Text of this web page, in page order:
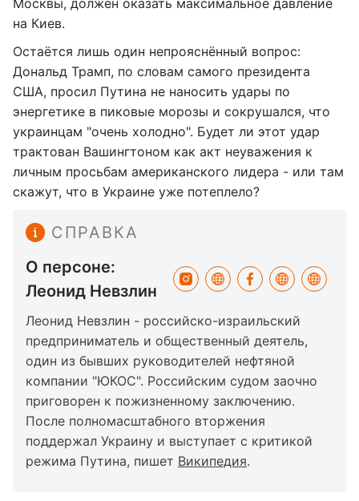
Москвы, должен оказать максимальное давление
на Киев.
Остаётся лишь один непрояснённый вопрос:
Дональд Трамп, по словам самого президента
США, просил Путина не наносить удары по
энергетике в пиковые морозы и сокрушался, что
украинцам "очень холодно". Будет ли этот удар
трактован Вашингтоном как акт неуважения к
личным просьбам американского лидера - или там
скажут, что в Украине уже потеплело?
СПРАВКА
О персоне:
Леонид Невзлин
Леонид Невзлин - российско-израильский
предприниматель и общественный деятель,
один из бывших руководителей нефтяной
компании "ЮКОС". Российским судом заочно
приговорен к пожизненному заключению.
После полномасштабного вторжения
поддержал Украину и выступает с критикой
режима Путина, пишет Википедия.